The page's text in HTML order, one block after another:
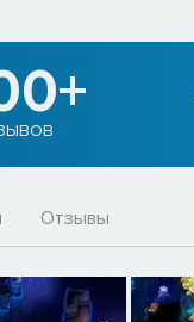
Отзывы